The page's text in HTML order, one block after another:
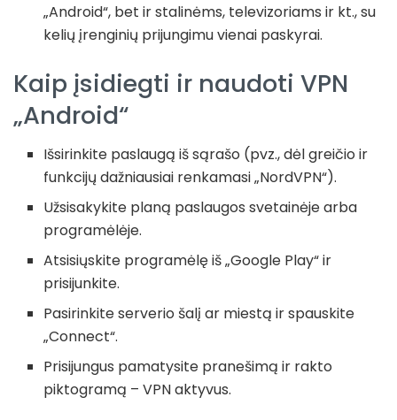
„Android“, bet ir stalinėms, televizoriams ir kt., su
kelių įrenginių prijungimu vienai paskyrai.
Kaip įsidiegti ir naudoti VPN
„Android“
Išsirinkite paslaugą iš sąrašo (pvz., dėl greičio ir
funkcijų dažniausiai renkamasi „NordVPN“).
Užsisakykite planą paslaugos svetainėje arba
programėlėje.
Atsisiųskite programėlę iš „Google Play“ ir
prisijunkite.
Pasirinkite serverio šalį ar miestą ir spauskite
„Connect“.
Prisijungus pamatysite pranešimą ir rakto
piktogramą – VPN aktyvus.